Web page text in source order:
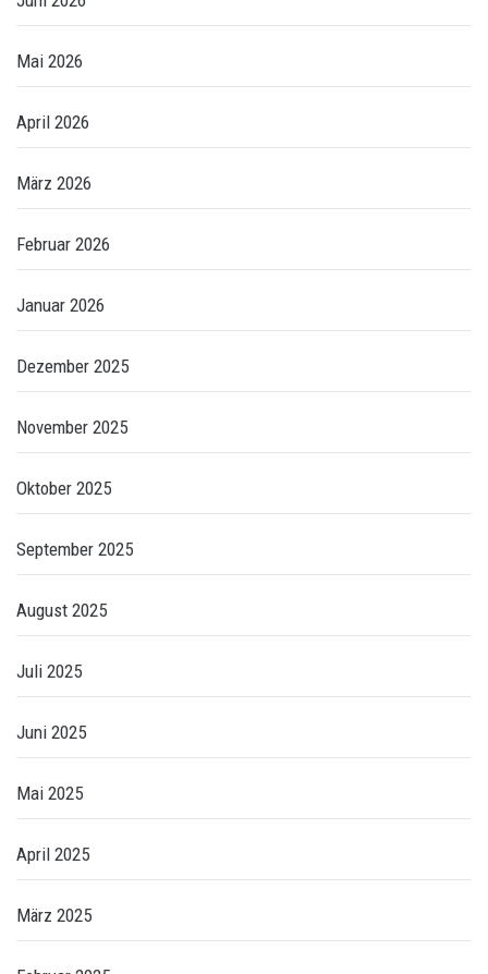
Mai 2026
April 2026
März 2026
Februar 2026
Januar 2026
Dezember 2025
November 2025
Oktober 2025
September 2025
August 2025
Juli 2025
Juni 2025
Mai 2025
April 2025
März 2025